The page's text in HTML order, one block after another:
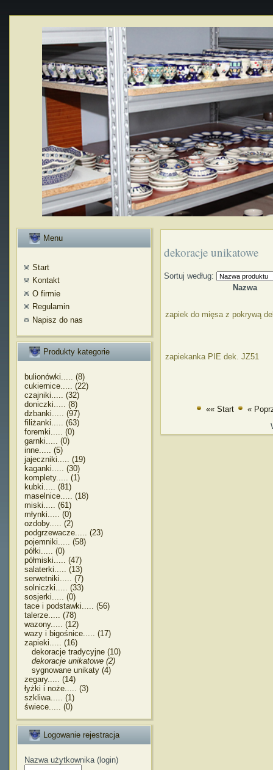
Menu
Start
Kontakt
O firmie
Regulamin
Napisz do nas
Produkty kategorie
bulionówki..... (8)
cukiernice..... (22)
czajniki..... (32)
doniczki..... (8)
dzbanki..... (97)
filiżanki..... (63)
foremki..... (0)
garnki..... (0)
inne..... (5)
jajeczniki..... (19)
kaganki..... (30)
komplety..... (1)
kubki..... (81)
maselnice..... (18)
miski..... (61)
młynki..... (0)
ozdoby..... (2)
podgrzewacze..... (23)
pojemniki..... (58)
półki..... (0)
półmiski..... (47)
salaterki..... (13)
serwetniki..... (7)
solniczki..... (33)
sosjerki..... (0)
tace i podstawki..... (56)
talerze..... (78)
wazony..... (12)
wazy i bigośnice..... (17)
zapieki..... (16)
dekoracje tradycyjne (10)
dekoracje unikatowe (2)
sygnowane unikaty (4)
zegary..... (14)
łyżki i noże..... (3)
szkliwa..... (1)
świece..... (0)
Logowanie rejestracja
Nazwa użytkownika (login)
dekoracje unikatowe
Sortuj według:
Nazwa
zapiek do mięsa z pokrywą
zapiekanka PIE dek. JZ51
«« Start
«